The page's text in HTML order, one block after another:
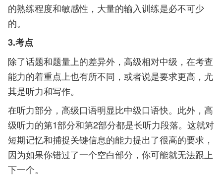
的熟练程度和敏感性，大量的输入训练是必不可少
的。
3.考点
除了话题和题量上的差异外，高级相对中级，在考查
能力的着重点上也有所不同，或者说是要求更高，尤
其是听力和写作。
在听力部分，高级口语明显比中级口语快。此外，高
级听力的第1部分和第2部分都是长听力段落。这就对
短期记忆和捕捉关键信息的能力提出了很高的要求，
因为如果你错过了一个空白部分，你可能就无法跟上
下一个。